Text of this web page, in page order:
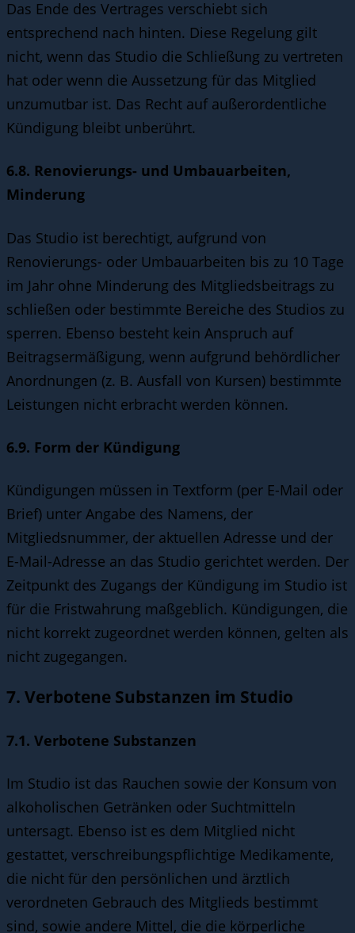
Das Ende des Vertrages verschiebt sich
entsprechend nach hinten. Diese Regelung gilt
nicht, wenn das Studio die Schließung zu vertreten
hat oder wenn die Aussetzung für das Mitglied
unzumutbar ist. Das Recht auf außerordentliche
Kündigung bleibt unberührt.
6.8. Renovierungs- und Umbauarbeiten,
Minderung
Das Studio ist berechtigt, aufgrund von
Renovierungs- oder Umbauarbeiten bis zu 10 Tage
im Jahr ohne Minderung des Mitgliedsbeitrags zu
schließen oder bestimmte Bereiche des Studios zu
sperren. Ebenso besteht kein Anspruch auf
Beitragsermäßigung, wenn aufgrund behördlicher
Anordnungen (z. B. Ausfall von Kursen) bestimmte
Leistungen nicht erbracht werden können.
6.9. Form der Kündigung
Kündigungen müssen in Textform (per E-Mail oder
Brief) unter Angabe des Namens, der
Mitgliedsnummer, der aktuellen Adresse und der
E-Mail-Adresse an das Studio gerichtet werden. Der
Zeitpunkt des Zugangs der Kündigung im Studio ist
für die Fristwahrung maßgeblich. Kündigungen, die
nicht korrekt zugeordnet werden können, gelten als
nicht zugegangen.
7. Verbotene Substanzen im Studio
7.1. Verbotene Substanzen
Im Studio ist das Rauchen sowie der Konsum von
alkoholischen Getränken oder Suchtmitteln
untersagt. Ebenso ist es dem Mitglied nicht
gestattet, verschreibungspflichtige Medikamente,
die nicht für den persönlichen und ärztlich
verordneten Gebrauch des Mitglieds bestimmt
sind, sowie andere Mittel, die die körperliche